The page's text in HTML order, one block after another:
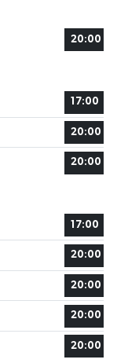
20:00
17:00
20:00
20:00
17:00
20:00
20:00
20:00
20:00